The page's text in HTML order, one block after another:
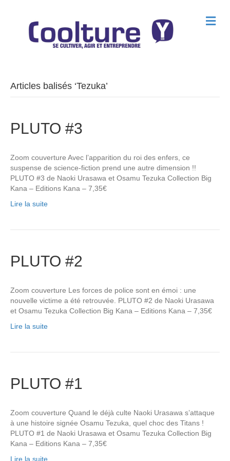
M
e
Articles balisés ‘Tezuka’
PLUTO #3
Zoom couverture Avec l’apparition du roi des enfers, ce
suspense de science-fiction prend une autre dimension !!
PLUTO #3 de Naoki Urasawa et Osamu Tezuka Collection Big
Kana – Editions Kana – 7,35€
Lire la suite
PLUTO #2
Zoom couverture Les forces de police sont en émoi : une
nouvelle victime a été retrouvée. PLUTO #2 de Naoki Urasawa
et Osamu Tezuka Collection Big Kana – Editions Kana – 7,35€
Lire la suite
PLUTO #1
Zoom couverture Quand le déjà culte Naoki Urasawa s’attaque
à une histoire signée Osamu Tezuka, quel choc des Titans !
PLUTO #1 de Naoki Urasawa et Osamu Tezuka Collection Big
Kana – Editions Kana – 7,35€
Lire la suite